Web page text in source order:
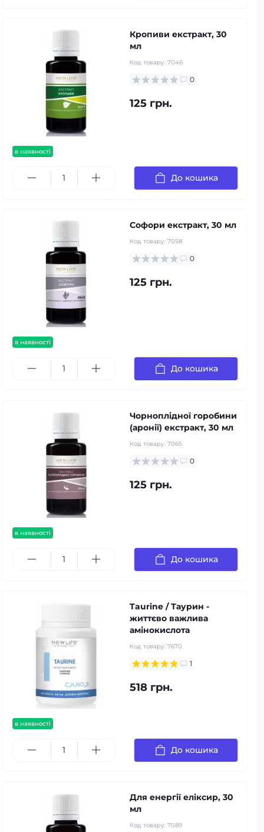
в наявності
Кропиви екстракт, 30
мл
Код товару: 7046
0
125 грн.
До кошика
в наявності
Софори екстракт, 30 мл
Код товару: 7058
0
125 грн.
До кошика
в наявності
Чорноплідної горобини
(аронії) екстракт, 30 мл
Код товару: 7065
0
125 грн.
До кошика
в наявності
Taurine / Таурин -
життєво важлива
амінокислота
Код товару: 7670
1
518 грн.
До кошика
Для енергії еліксир, 30
мл
Код товару: 7089